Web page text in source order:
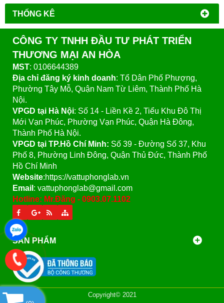
THỐNG KÊ
CÔNG TY TNHH ĐẦU TƯ PHÁT TRIỂN
THƯƠNG MẠI AN HÒA
MST: 0106644389
Địa chỉ đăng ký kinh doanh: Tổ Dân Phố Phượng,
Phường Tây Mỗ, Quận Nam Từ Liêm, Thành Phố Hà
Nội.
VPGD tại Hà Nội: Số 14 - Liền Kề 2, Tiểu Khu Đô Thị
Mới Vạn Phúc, Phường Vạn Phúc, Quận Hà Đông,
Thành Phố Hà Nội.
VPGD tại TP.Hồ Chí Minh: Số 39 - Đường Số 37, Khu
Phố 8, Phường Linh Đông, Quận Thủ Đức, Thành Phố
Hồ Chí Minh
Website:https://vattuphonglab.vn
Email : vattuphonglab@gmail.com
Hotline: Mr.Đăng - 0903.07.1102
SẢN PHẨM
Copyright© 2021